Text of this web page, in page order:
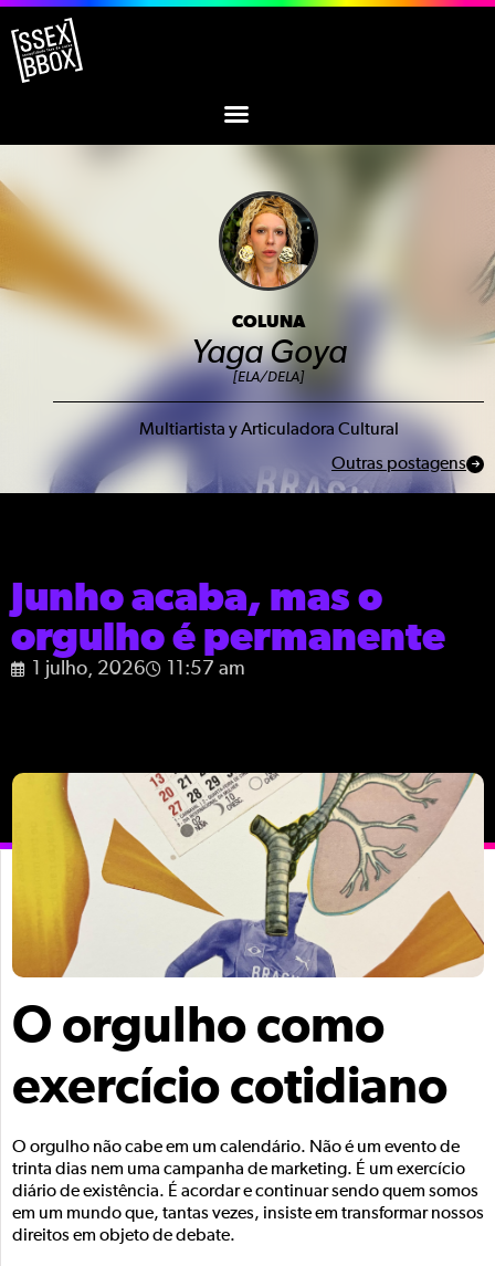
COLUNA
Yaga Goya
[ELA/DELA]
Multiartista y Articuladora Cultural
Outras postagens
Junho acaba, mas o
orgulho é permanente
1 julho, 2026 11:57 am
O orgulho como
exercício cotidiano
O orgulho não cabe em um calendário. Não é um evento de
trinta dias nem uma campanha de marketing. É um exercício
diário de existência. É acordar e continuar sendo quem somos
em um mundo que, tantas vezes, insiste em transformar nossos
direitos em objeto de debate.